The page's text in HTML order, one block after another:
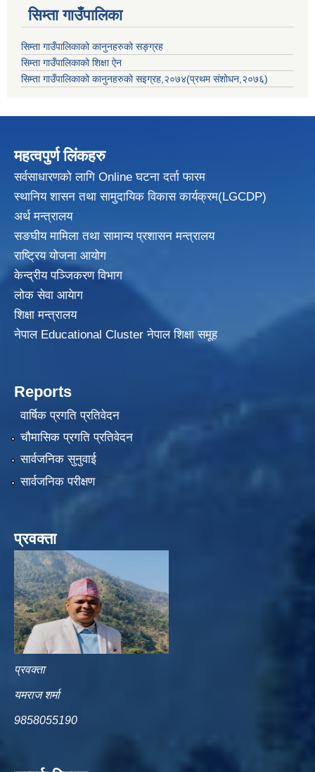
सिम्ता गाउँपालिका
सिम्ता गाउँपालिकाको कानुनहरुको सङ्ग्रह
सिम्ता गाउँपालिकाको शिक्षा ऐन
सिम्ता गाउँपालिकाको कानुनहरुको सइग्रह,२०७४(प्रथम संशोधन,२०७६)
महत्वपुर्ण लिंकहरु
सर्वसाधारणको लागि Online घटना दर्ता फारम
स्थानिय शासन तथा सामुदायिक विकासकार्यक्रम(LGCDP)
अर्थ मन्त्रालय
सङघीय मामिला तथा सामान्य प्रशासन मन्त्रालय
राष्ट्रिय योजना आयोग
केन्द्रीय पञ्जिकरण विभाग
लोक सेवा आयेाग
शिक्षा मन्त्रालय
नेपाल Educational Cluster नेपाल शिक्षा समूह
Reports
वार्षिक प्रगति प्रतिवेदन
चौमासिक प्रगति प्रतिवेदन
सार्वजनिक सुनुवाई
सार्वजनिक परीक्षण
प्रवक्ता
प्रवक्ता
यमराज शर्मा
9858055190